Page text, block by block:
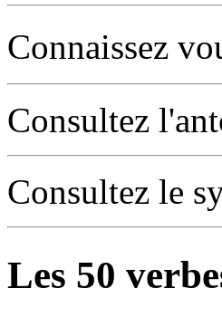
Connaissez
Consultez
Consultez le
Les 50